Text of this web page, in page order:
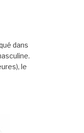
dans
le